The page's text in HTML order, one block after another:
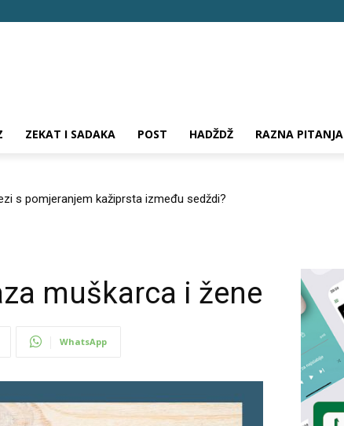
ZEKAT I SADAKA POST HADŽDŽ RAZNA PITANJA
s pomjeranjem kažiprsta između sedždi?
muškarca i žene
WhatsApp